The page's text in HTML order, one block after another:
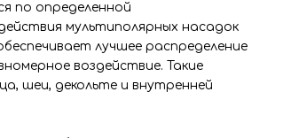
по определенной
мультиполярных насадок
лучшее распределение
воздействие. Такие
шеи, декольте и внутренней